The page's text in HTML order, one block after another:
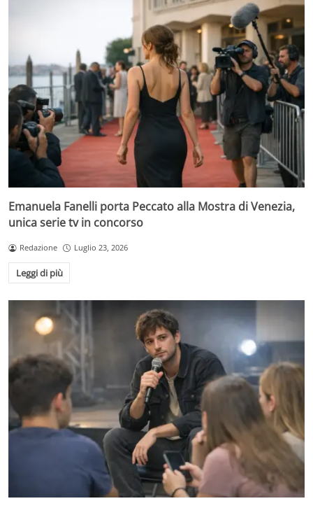
Emanuela Fanelli porta Peccato alla Mostra di Venezia,
unica serie tv in concorso
Redazione Luglio 23, 2026
Leggi di più